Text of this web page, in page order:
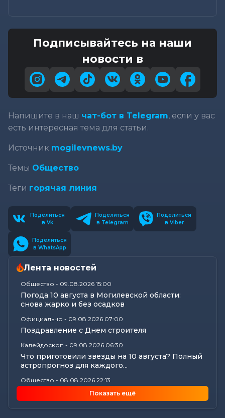
Подписывайтесь на наши
новости в
Напишите в наш чат-бот в Telegram, если у вас
есть интересная тема для статьи.
Источник mogilevnews.by
Темы Общество
Теги горячая линия
Поделиться
в Vk
Поделиться
в Telegram
Поделиться
в Viber
Поделиться
в WhatsApp
Лента новостей
Общество - 09.08.2026 15:00
Погода 10 августа в Могилевской области:
снова жарко и без осадков
Официально - 09.08.2026 07:00
Поздравление с Днем строителя
Калейдоскоп - 09.08.2026 06:30
Что приготовили звезды на 10 августа? Полный
астропрогноз для каждого...
Общество - 08.08.2026 22:13
Как Шклов отметил «День огурца»
Показать ещё